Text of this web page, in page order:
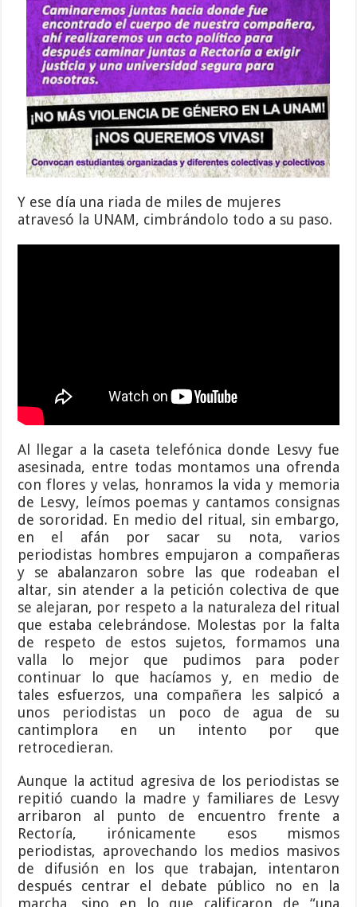
Y ese día una riada de miles de mujeres
atravesó la UNAM, cimbrándolo todo a su paso.
Al llegar a la caseta telefónica donde Lesvy fue
asesinada, entre todas montamos una ofrenda
con flores y velas, honramos la vida y memoria
de Lesvy, leímos poemas y cantamos consignas
de sororidad. En medio del ritual, sin embargo,
en el afán por sacar su nota, varios
periodistas hombres empujaron a compañeras
y se abalanzaron sobre las que rodeaban el
altar, sin atender a la petición colectiva de que
se alejaran, por respeto a la naturaleza del ritual
que estaba celebrándose. Molestas por la falta
de respeto de estos sujetos, formamos una
valla lo mejor que pudimos para poder
continuar lo que hacíamos y, en medio de
tales esfuerzos, una compañera les salpicó a
unos periodistas un poco de agua de su
cantimplora en un intento por que
retrocedieran.
Aunque la actitud agresiva de los periodistas se
repitió cuando la madre y familiares de Lesvy
arribaron al punto de encuentro frente a
Rectoría, irónicamente esos mismos
periodistas, aprovechando los medios masivos
de difusión en los que trabajan, intentaron
después centrar el debate público no en la
marcha, sino en lo que calificaron de “una